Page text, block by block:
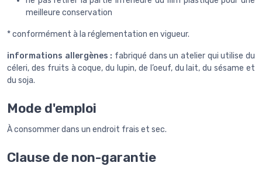
meilleure conservation
* conformément à la réglementation en vigueur.
informations allergènes : fabriqué dans un atelier qui utilise du
céleri, des fruits à coque, du lupin, de l’oeuf, du lait, du sésame et
du soja.
Mode d'emploi
À consommer dans un endroit frais et sec.
Clause de non-garantie